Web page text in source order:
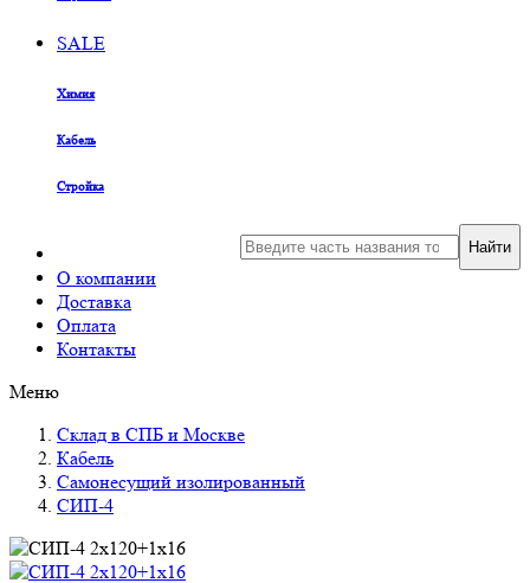
SALE
Химия
Кабель
Стройка
О компании
Доставка
Оплата
Контакты
Найти
Меню
Склад в СПБ и Москве
Кабель
Самонесущий изолированный
СИП-4